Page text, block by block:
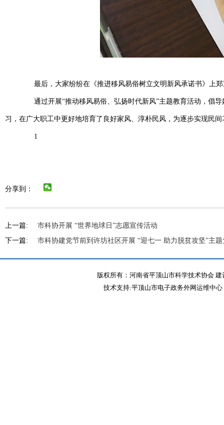
最后，大家纷纷在《推进移风易俗树立文明新风承诺书》上郑
通过开展“推动移风易俗、弘扬时代新风”主题教育活动，倡导
习，在广大职工中更好地培育了良好家风、淳朴民风，为逐步实现民
1
分享到：
上一篇:
市科协开展 “世界地球日”志愿宣传活动
下一篇:
市科协建党节前到许坊社区开展 “迎七一 助力脱贫攻坚”主
版权所有：河南省平顶山市科学技术协会
技术支持:平顶山市电子政务外网运维中心